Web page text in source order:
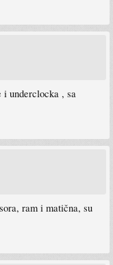
i underclocka , sa
ram i matična, su